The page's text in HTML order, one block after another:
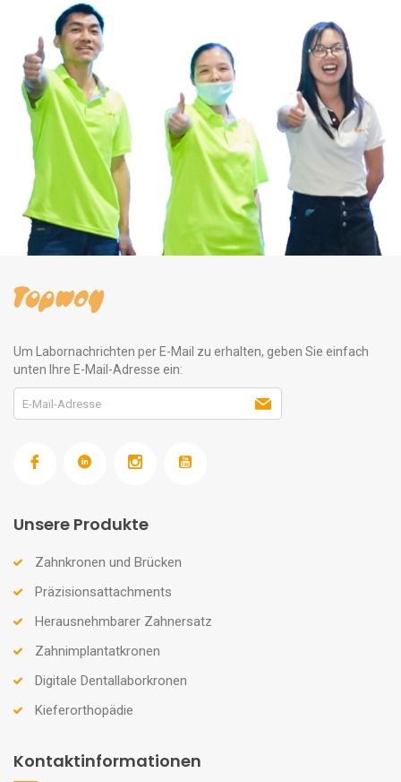
Um Labornachrichten per E-Mail zu erhalten, geben Sie einfach
unten Ihre E-Mail-Adresse ein:
Unsere Produkte
Zahnkronen und Brücken
Präzisionsattachments
Herausnehmbarer Zahnersatz
Zahnimplantatkronen
Digitale Dentallaborkronen
Kieferorthopädie
Kontaktinformationen